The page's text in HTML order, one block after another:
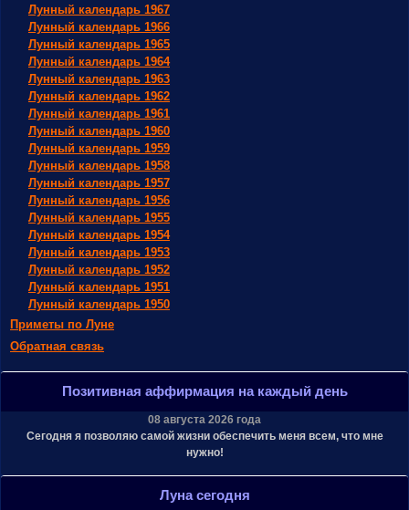
Лунный календарь 1967
Лунный календарь 1966
Лунный календарь 1965
Лунный календарь 1964
Лунный календарь 1963
Лунный календарь 1962
Лунный календарь 1961
Лунный календарь 1960
Лунный календарь 1959
Лунный календарь 1958
Лунный календарь 1957
Лунный календарь 1956
Лунный календарь 1955
Лунный календарь 1954
Лунный календарь 1953
Лунный календарь 1952
Лунный календарь 1951
Лунный календарь 1950
Приметы по Луне
Обратная связь
Позитивная аффирмация на каждый день
08 августа 2026 года
Сегодня я позволяю самой жизни обеспечить меня всем, что мне
нужно!
Луна сегодня